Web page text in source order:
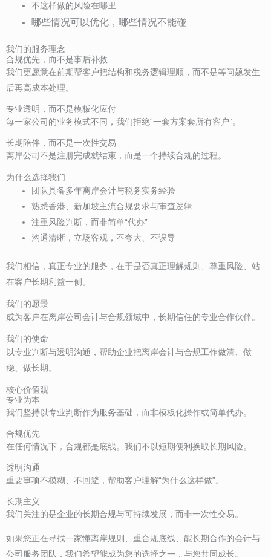
不这样做的风险在哪里
哪些情况可以优化，哪些情况不能碰
我们的服务理念
合规优先，而不是事后补救
我们更愿意在前期帮客户把结构和税务逻辑理顺，而不是等问题发生
后再高成本处理。
专业透明，而不是模板化应付
每一家公司的业务模式不同，我们拒绝“一套方案套所有客户”。
长期陪伴，而不是一次性交易
离岸公司不是注册完成就结束，而是一个持续合规的过程。
为什么选择我们
团队具备多年离岸会计与税务实务经验
熟悉香港、新加坡主流合规要求与审查逻辑
注重风险判断，而非简单“代办”
沟通清晰，立场客观，不夸大、不误导
我们相信，真正专业的服务，在于是否真正理解规则、尊重风险、站
在客户长期利益一侧。
我们的愿景
成为客户在离岸公司会计与合规领域中，长期信任的专业合作伙伴。
我们的使命
以专业判断与透明沟通，帮助企业把离岸会计与合规工作做清、做
稳、做长期。
核心价值观
专业为本
我们坚持以专业判断作为服务基础，而非模板化操作或简单代办。
合规优先
在任何情况下，合规都是底线。我们不以短期便利换取长期风险。
透明沟通
重要事项不模糊、不回避，帮助客户理解“为什么这样做”。
长期主义
我们关注的是企业的长期合规与可持续发展，而非一次性交易。
如果您正在寻找一家懂离岸规则、重合规底线、能长期合作的会计与
公司服务团队，我们希望能成为您的选择之一，与您共同成长。